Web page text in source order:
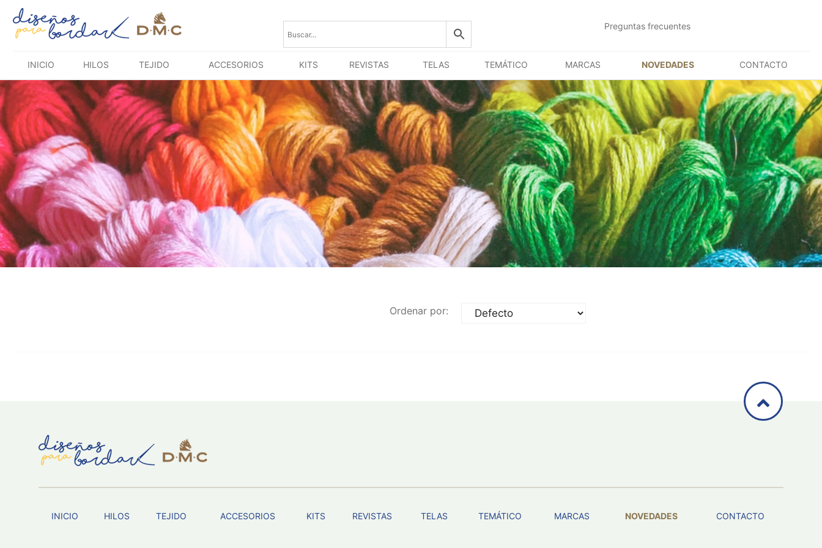
Saltar
contenido
Preguntas frecuentes
INICIO HILOS TEJIDO ACCESORIOS KITS REVISTAS TELAS TEMÁTICO MARCAS NOVEDADES CONTACTO
Ordenar por:
INICIO HILOS TEJIDO ACCESORIOS KITS REVISTAS TELAS TEMÁTICO MARCAS NOVEDADES CONTACTO